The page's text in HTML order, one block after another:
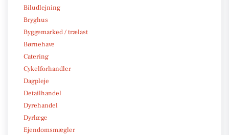
Biludlejning
Bryghus
Byggemarked / trælast
Børnehave
Catering
Cykelforhandler
Dagpleje
Detailhandel
Dyrehandel
Dyrlæge
Ejendomsmægler